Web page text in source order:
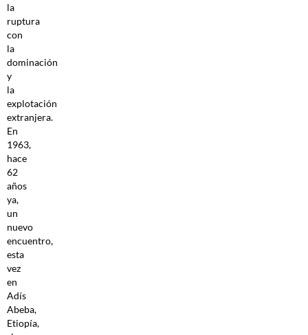
la
ruptura
con
la
dominación
y
la
explotación
extranjera.
En
1963,
hace
62
años
ya,
un
nuevo
encuentro,
esta
vez
en
Adís
Abeba,
Etiopía,